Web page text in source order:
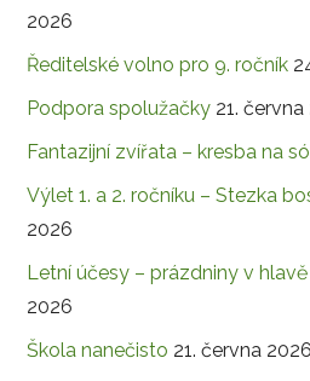
2026
Ředitelské volno pro 9. ročník
Podpora spolužačky 21.
Fantazijní zvířata – kresba na
Výlet 1. a 2. ročníku – Stezka
2026
Letní účesy – prázdniny v
2026
Škola nanečisto 21. června 2026